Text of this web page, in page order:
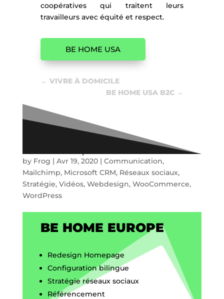
coopératives qui traitent leurs
travailleurs avec équité et respect.
BE HOME USA
← VIVRE À DOMICILE
BE HOME USA B2C →
by Frog | Avr 19, 2020| Communication,
Mailchimp, Microsoft CRM, Réseaux sociaux,
Stratégie, Vidéos, Webdesign, WooCommerce,
WordPress
BE HOME EUROPE
Redesign Homepage
Configuration bilingue
Stratégie réseaux sociaux
Référencement